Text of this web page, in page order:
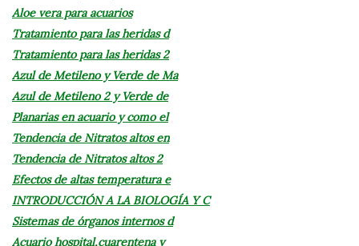
Aloe vera para acuarios
Tratamiento para las heridas d
Tratamiento para las heridas 2
Azul de Metileno y Verde de Ma
Azul de Metileno 2 y Verde de
Planarias en acuario y como el
Tendencia de Nitratos altos en
Tendencia de Nitratos altos 2
Efectos de altas temperatura e
INTRODUCCIÓN A LA BIOLOGÍA Y C
Sistemas de órganos internos d
Acuario hospital,cuarentena y